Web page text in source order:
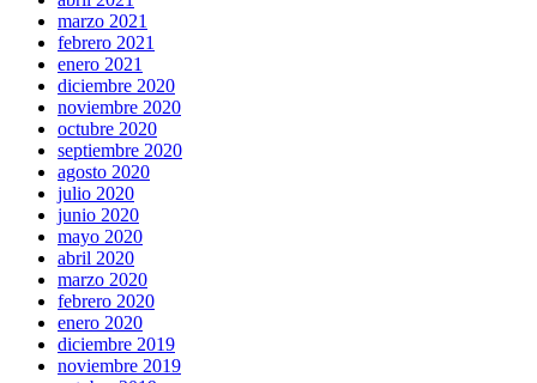
marzo 2021
febrero 2021
enero 2021
diciembre 2020
noviembre 2020
octubre 2020
septiembre 2020
agosto 2020
julio 2020
junio 2020
mayo 2020
abril 2020
marzo 2020
febrero 2020
enero 2020
diciembre 2019
noviembre 2019